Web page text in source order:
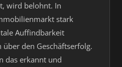
wird belohnt. In
stark
Auffindbarkeit
den Geschäftserfolg.
das erkannt und